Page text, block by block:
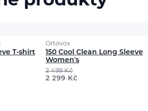
T-shirt
Ortovox
150 Cool Clean Long Sleeve
Women's
2 499Kč
2 299 Kč